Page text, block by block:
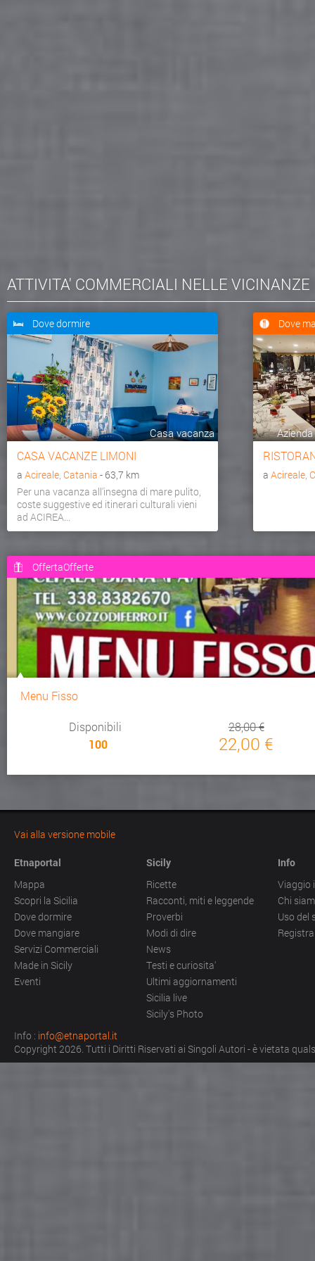
ATTIVITA' COMMERCIALI NELLE VICINANZE
Dove dormire
Casa vacanza
CASA VACANZE LIMONI
a Acireale, Catania - 63,7 km
Per una vacanza all'insegna di mare pulito,
coste suggestive ed itinerari culturali vieni
ad ACIREA...
Dove
a Acireale,
OffertaOfferte
Menu Fisso
Disponibili
100
28,00 €
22,00 €
Vai alla versione mobile
Etnaportal
Mappa
Scopri la Sicilia
Dove dormire
Dove mangiare
Servizi Commerciali
Made in Sicily
Eventi
Sicily
Ricette
Racconti, miti e leggende
Proverbi
Modi di dire
News
Testi e curiosita'
Ultimi aggiornamenti
Sicilia live
Sicily's Photo
Info
Viaggio
Chi
Uso del
Info : info@etnaportal.it
Copyright 2026. Tutti i Diritti Riservati ai Singoli Autori - è vietata